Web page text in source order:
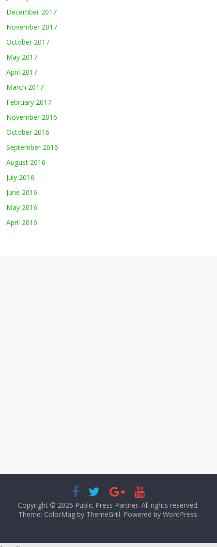
December 2017
November 2017
October 2017
May 2017
April 2017
March 2017
February 2017
November 2016
October 2016
September 2016
August 2016
July 2016
June 2016
May 2016
April 2016
Copyright © 2026 Public Press Partner. All rights reserved.
Theme: ColorMag by ThemeGrill. Powered by WordPress.